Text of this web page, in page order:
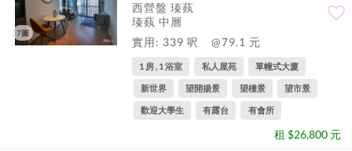
7圖
西營盤 瑧蓺
瑧蓺 中層
實用: 339 呎
@79.1 元
1 房 , 1 浴室 私人屋苑 單幢式大廈
新世界 望開揚景 望樓景 望市景
歡迎大學生 有露台 有會所
租 $26,800 元